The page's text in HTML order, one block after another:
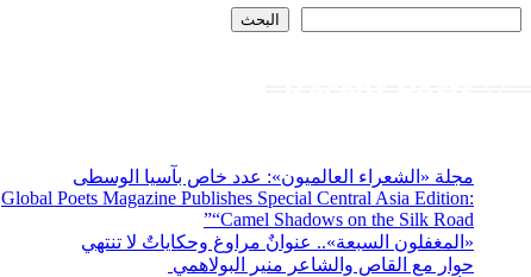
البحث
مجلة «الشعراء العالميون»: عدد خاص بآسيا الوسطى
Global Poets Magazine Publishes Special Central Asia Edition:
“Camel Shadows on the Silk Road”
«المغفلون السبعة».. عنوانٌ مراوغ وحكاياتٌ لا تنتهي
حوار مع القاص والشاعر منير البولاهمي